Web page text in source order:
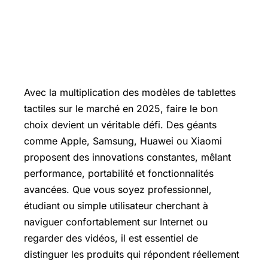
Avec la multiplication des modèles de tablettes
tactiles sur le marché en 2025, faire le bon
choix devient un véritable défi. Des géants
comme Apple, Samsung, Huawei ou Xiaomi
proposent des innovations constantes, mêlant
performance, portabilité et fonctionnalités
avancées. Que vous soyez professionnel,
étudiant ou simple utilisateur cherchant à
naviguer confortablement sur Internet ou
regarder des vidéos, il est essentiel de
distinguer les produits qui répondent réellement